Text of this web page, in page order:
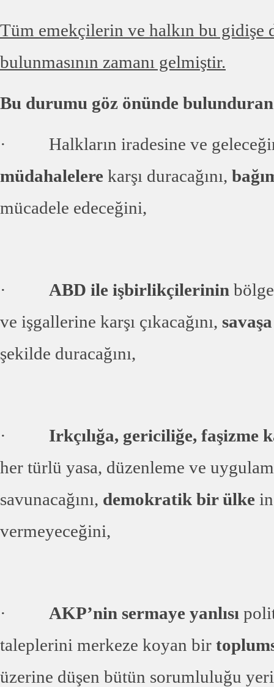
Tüm emekçilerin ve halkın bu
bulunmasının zamanı gelmiştir.
Bu durumu göz önünde
· Halkların iradesine ve
müdahalelere karşı duracağını,
mücadele edeceğini,
· ABD ile işbirlikçilerinin
ve işgallerine karşı çıkacağını,
şekilde duracağını,
· Irkçılığa, gericiliğe, faşizme
her türlü yasa, düzenleme ve
savunacağını, demokratik bir ülke
vermeyeceğini,
· AKP’nin sermaye yanlısı
taleplerini merkeze koyan bir
üzerine düşen bütün sorumluluğu